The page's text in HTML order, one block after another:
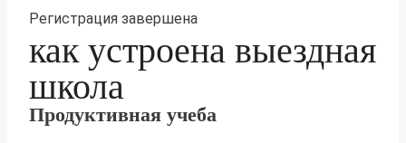
Регистрация завершена
как устроена выездная
школа
Продуктивная учеба